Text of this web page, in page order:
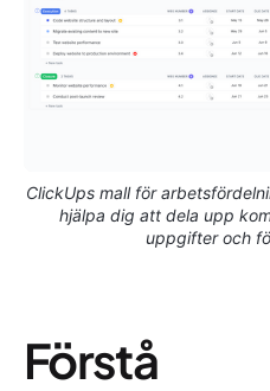
ClickUps mall för
hjälpa dig att dela upp
uppgifter och
Förstå